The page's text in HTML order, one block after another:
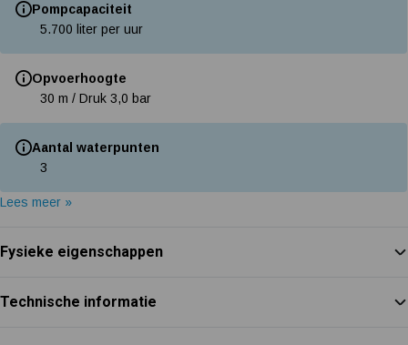
Pompcapaciteit
5.700 liter per uur
Opvoerhoogte
30 m / Druk 3,0 bar
Aantal waterpunten
3
Lees meer »
Fysieke eigenschappen
Technische informatie